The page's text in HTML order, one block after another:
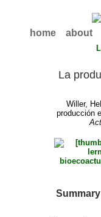
home about
La
Willer,
producción